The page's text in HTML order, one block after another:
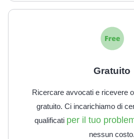
Gratuito
Ricercare avvocati e ricevere
gratuito. Ci incarichiamo di
qualificati per il tuo
nessun costo.